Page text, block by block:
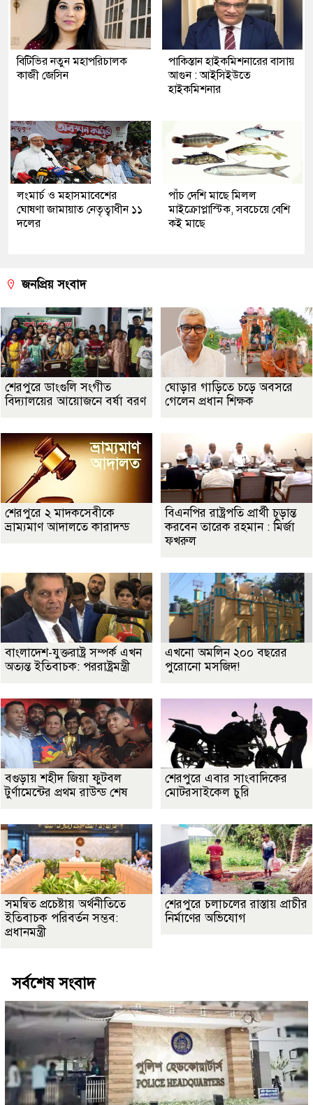
বিটিভির নতুন মহাপরিচালক
কাজী জেসিন
পাকিস্তান হাইকমিশনারের বাসায়
আগুন : আইসিইউতে
হাইকমিশনার
লংমার্চ ও মহাসমাবেশের
ঘোষণা জামায়াত নেতৃত্বাধীন ১১
দলের
পাঁচ দেশি মাছে মিলল
মাইক্রোপ্লাস্টিক, সবচেয়ে বেশি
কই মাছে
জনপ্রিয় সংবাদ
শেরপুরে ডাংগুলি সংগীত
বিদ্যালয়ের আয়োজনে বর্ষা বরণ
ঘোড়ার গাড়িতে চড়ে অবসরে
গেলেন প্রধান শিক্ষক
শেরপুরে ২ মাদকসেবীকে
ভ্রাম্যমাণ আদালতে কারাদন্ড
বিএনপির রাষ্ট্রপতি প্রার্থী চূড়ান্ত
করবেন তারেক রহমান : মির্জা
ফখরুল
বাংলাদেশ-যুক্তরাষ্ট্র সম্পর্ক এখন
অত্যন্ত ইতিবাচক: পররাষ্ট্রমন্ত্রী
এখনো অমলিন ২০০ বছরের
পুরোনো মসজিদ!
বগুড়ায় শহীদ জিয়া ফুটবল
টুর্ণামেন্টের প্রথম রাউন্ড শেষ
শেরপুরে এবার সাংবাদিকের
মোটরসাইকেল চুরি
সমন্বিত প্রচেষ্টায় অর্থনীতিতে
ইতিবাচক পরিবর্তন সম্ভব:
প্রধানমন্ত্রী
শেরপুরে চলাচলের রাস্তায় প্রাচীর
নির্মাণের অভিযোগ
সর্বশেষ সংবাদ